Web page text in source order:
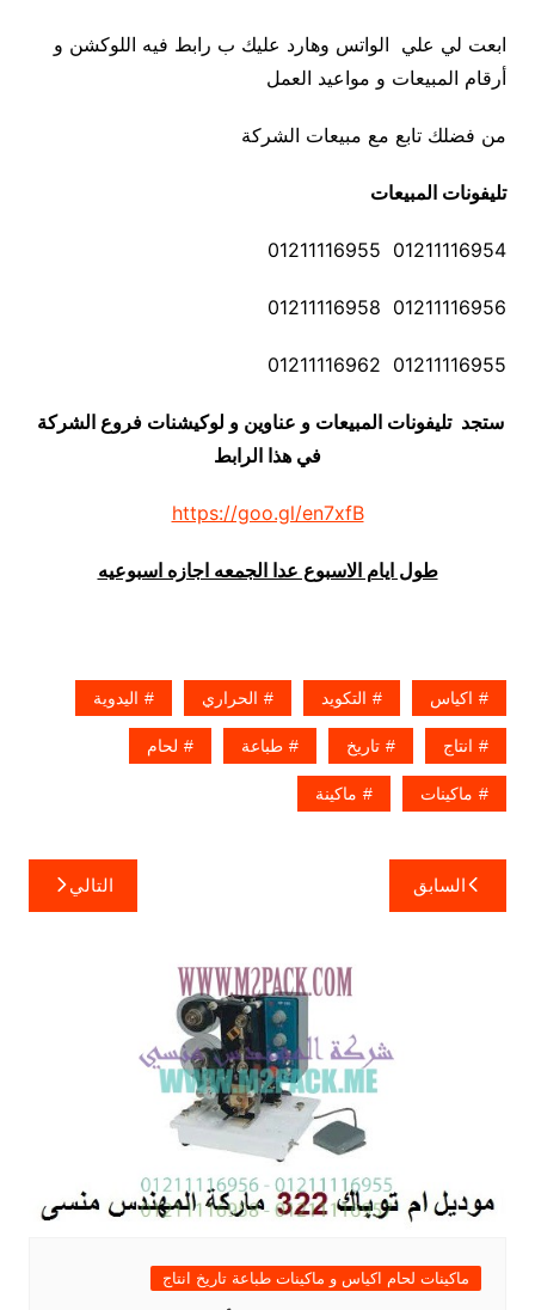
ابعت لي علي الواتس وهارد عليك ب رابط فيه اللوكشن و
أرقام المبيعات و مواعيد العمل
من فضلك تابع مع مبيعات الشركة
تليفونات المبيعات
01211116954 01211116955
01211116956 01211116958
01211116955 01211116962
ستجد تليفونات المبيعات و عناوين و لوكيشنات فروع الشركة
في هذا الرابط
https://goo.gl/en7xfB
طول ايام الاسبوع عدا الجمعه اجازه اسبوعيه
اكياس التكويد الحراري اليدوية
انتاج تاريخ طباعة لحام
ماكينات ماكينة
تصفّح
المقالات
السابق التالي
ماكينات لحام اكياس و ماكينات طباعة تاريخ انتاج